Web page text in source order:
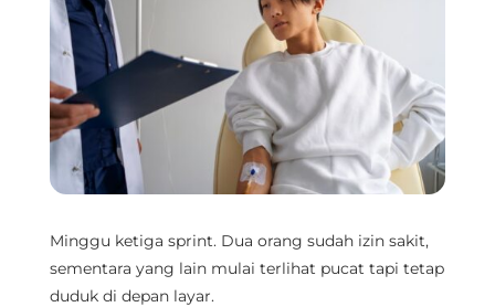
Minggu ketiga sprint. Dua orang sudah izin sakit,
sementara yang lain mulai terlihat pucat tapi tetap
duduk di depan layar.